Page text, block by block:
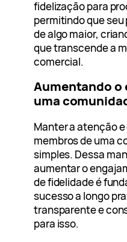
fidelização para
permitindo que
de algo maior,
que transcende a
comercial.
Aumentando o
uma
Manter a atenção
membros de uma
simples. Dessa
aumentar o
de fidelidade é
sucesso a longo
transparente e
para isso.